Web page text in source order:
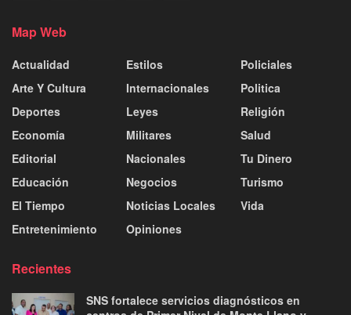
Map Web
Actualidad
Arte Y Cultura
Deportes
Economía
Editorial
Educación
El Tiempo
Entretenimiento
Estilos
Internacionales
Leyes
Militares
Nacionales
Negocios
Noticias Locales
Opiniones
Policiales
Politica
Religión
Salud
Tu Dinero
Turismo
Vida
Recientes
SNS fortalece servicios diagnósticos en